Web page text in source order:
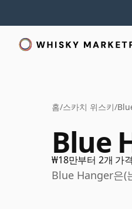
홈/스카치 위스키/
Blue
₩18만부터 2개 가
Blue Hanger은(